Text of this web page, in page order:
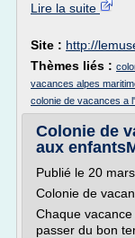
Lire la suite
Site : http://
Thèmes liés :
vacances alpes
colonie de vacances a
Colonie de
aux
Publié le 20
Colonie de
Chaque
passer du bon